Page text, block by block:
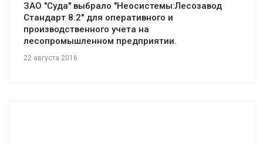
ЗАО "Суда" выбрало "Неосистемы:Лесозавод
Стандарт 8.2" для оперативного и
производственного учета на
лесопромышленном предприятии.
22 августа 2016